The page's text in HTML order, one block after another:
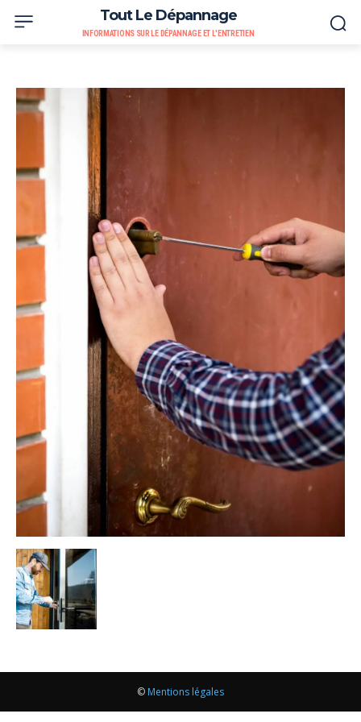
Tout Le Dépannage
INFORMATIONS SUR LE DÉPANNAGE ET L'ENTRETIEN
© Mentions légales